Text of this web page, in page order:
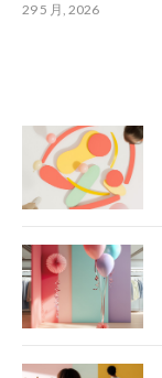
29 5 月, 2026